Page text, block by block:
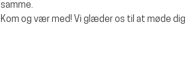
samme.
Kom og vær med! Vi glæder os til at møde